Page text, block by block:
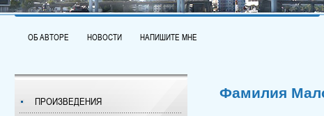
ОБ АВТОРЕ НОВОСТИ НАПИШИТЕ МНЕ
ПРОИЗВЕДЕНИЯ
Фамилия